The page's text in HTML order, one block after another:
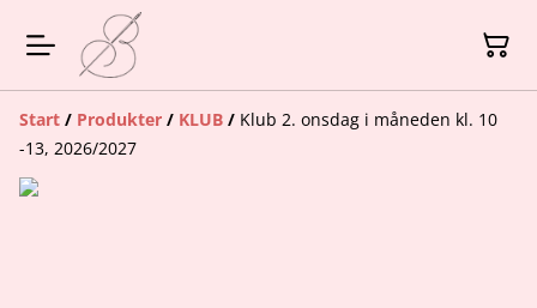
Start / Produkter / KLUB / Klub 2. onsdag i måneden kl. 10
-13, 2026/2027